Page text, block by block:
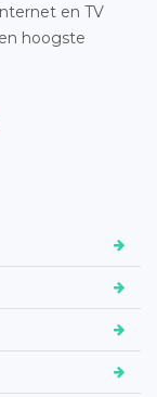
en TV
hoogste